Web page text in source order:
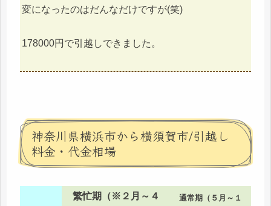
変になったのはだんなだけですが(笑)
178000円で引越しできました。
神奈川県横浜市から横須賀市/引越し
料金・代金相場
繁忙期（※２月～４
通常期（５月～１